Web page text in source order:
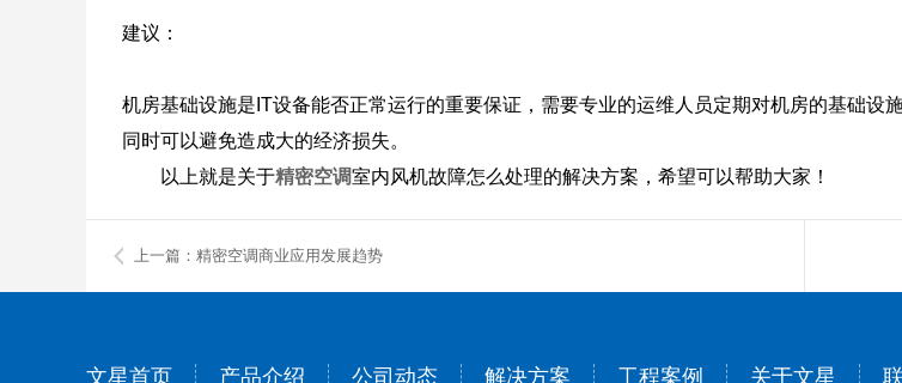
建议：
机房基础设施是IT设备能否正常运行的重要保证，需要专业的运维人员定期对机房的基础设
同时可以避免造成大的经济损失。
以上就是关于精密空调室内风机故障怎么处理的解决方案，希望可以帮助大家！
上一篇：精密空调商业应用发展趋势
文星首页 产品介绍 公司动态 解决方案 工程案例 关于文星